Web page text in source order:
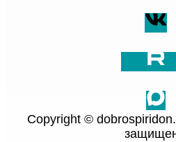
Copyright ©